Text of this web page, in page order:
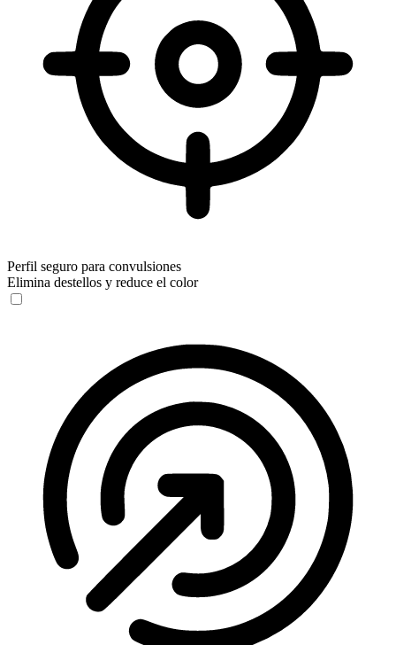
Perfil seguro para convulsiones
Elimina destellos y reduce el color